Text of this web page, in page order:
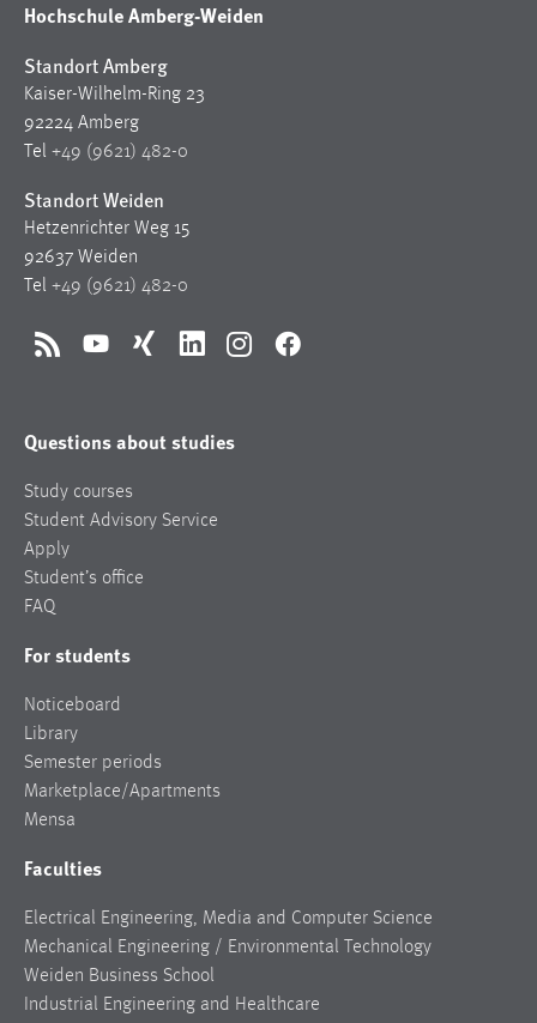
Hochschule Amberg-Weiden
Standort Amberg
Kaiser-Wilhelm-Ring 23
92224 Amberg
Tel +49 (9621) 482-0
Standort Weiden
Hetzenrichter Weg 15
92637 Weiden
Tel +49 (9621) 482-0
RSS YouTubeXing LinkedInInstagramFacebook
Questions about studies
Study courses
Student Advisory Service
Apply
Student’s office
FAQ
For students
Noticeboard
Library
Semester periods
Marketplace/Apartments
Mensa
Faculties
Electrical Engineering, Media and Computer Science
Mechanical Engineering / Environmental Technology
Weiden Business School
Industrial Engineering and Healthcare